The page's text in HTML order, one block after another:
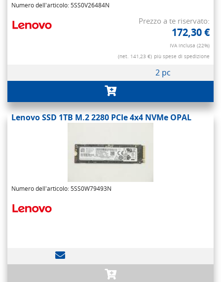
Numero dell'articolo: 5SS0V26484N
Prezzo a te riservato:
172,30 €
IVA inclusa (22%)
(net. 141,23 €) più spese di spedizione
2 pc
Lenovo SSD 1TB M.2 2280 PCIe 4x4 NVMe OPAL
Numero dell'articolo: 5SS0W79493N